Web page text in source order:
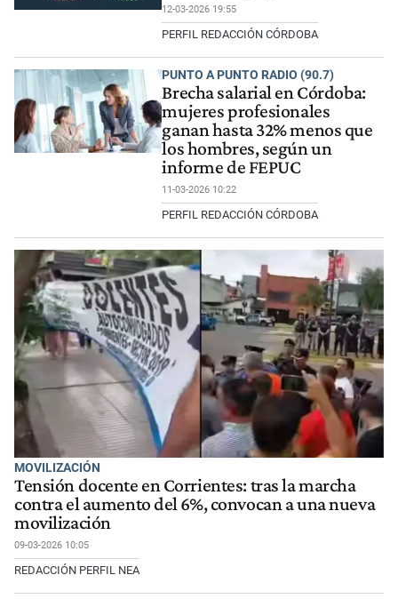
12-03-2026 19:55
PERFIL REDACCIÓN CÓRDOBA
PUNTO A PUNTO RADIO (90.7)
Brecha salarial en Córdoba:
mujeres profesionales
ganan hasta 32% menos que
los hombres, según un
informe de FEPUC
11-03-2026 10:22
PERFIL REDACCIÓN CÓRDOBA
MOVILIZACIÓN
Tensión docente en Corrientes: tras la marcha
contra el aumento del 6%, convocan a una nueva
movilización
09-03-2026 10:05
REDACCIÓN PERFIL NEA